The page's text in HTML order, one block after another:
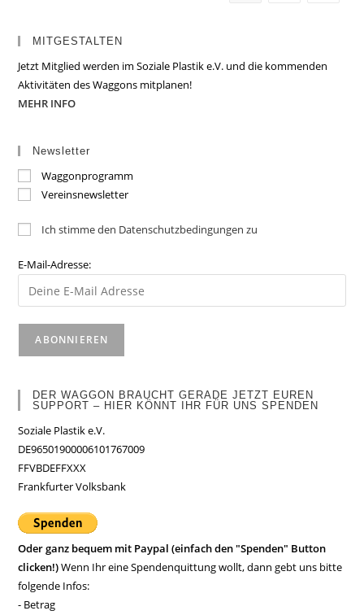
MITGESTALTEN
Jetzt Mitglied werden im Soziale Plastik e.V. und die kommenden
Aktivitäten des Waggons mitplanen!
MEHR INFO
Newsletter
Waggonprogramm
Vereinsnewsletter
Ich stimme den Datenschutzbedingungen zu
E-Mail-Adresse:
DER WAGGON BRAUCHT GERADE JETZT EUREN
SUPPORT – HIER KÖNNT IHR FÜR UNS SPENDEN
Soziale Plastik e.V.
DE96501900006101767009
FFVBDEFFXXX
Frankfurter Volksbank
Oder ganz bequem mit Paypal (einfach den "Spenden" Button
clicken!)Wenn Ihr eine Spendenquittung wollt, dann gebt uns bitte
folgende Infos:
- Betrag